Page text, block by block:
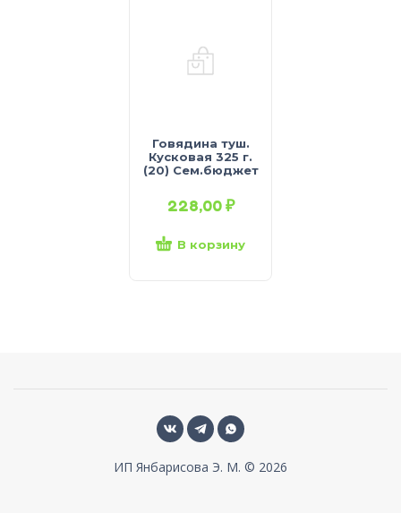
Говядина туш.
Кусковая 325 г.
(20) Сем.бюджет
228,00₽
В корзину
ИП Янбарисова Э. М. © 2026